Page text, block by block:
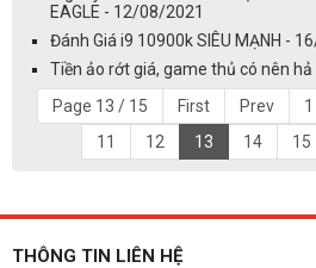
EAGLE - 12/08/2021
Đánh Giá i9 10900k SIÊU MẠNH -
Tiền ảo rớt giá, game thủ có nên
Page 13 / 15
First Prev 1
11
12 13 14 15
THÔNG TIN LIÊN HỆ